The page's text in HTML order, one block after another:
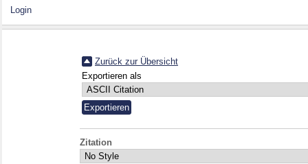
Login
Zurück zur Übersicht
Exportieren als
Zitation